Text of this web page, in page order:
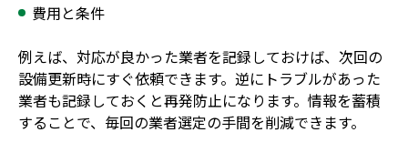
費用と条件
例えば、対応が良かった業者を記録しておけば、次回の
設備更新時にすぐ依頼できます。逆にトラブルがあった
業者も記録しておくと再発防止になります。情報を蓄積
することで、毎回の業者選定の手間を削減できます。